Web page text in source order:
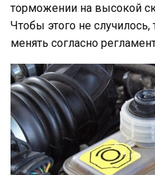
торможении на высокой
Чтобы этого не
менять согласно